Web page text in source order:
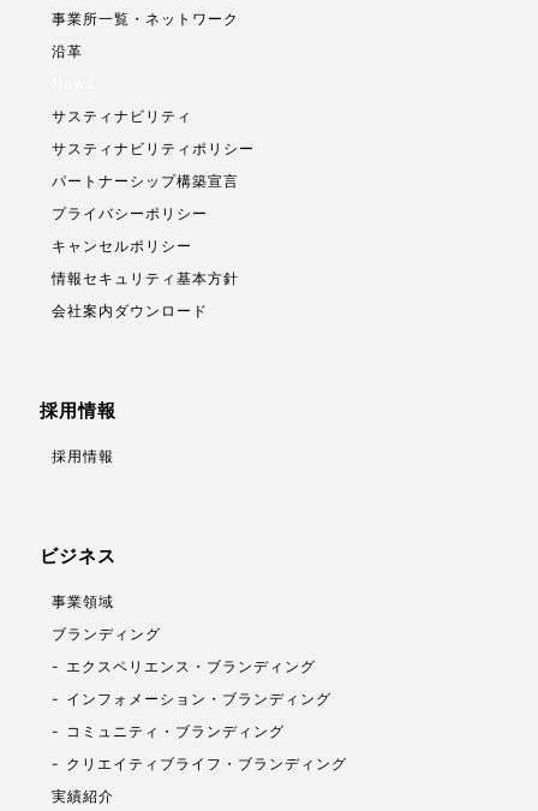
事業所一覧・ネットワーク
沿革
サスティナビリティ
サスティナビリティポリシー
パートナーシップ構築宣言
プライバシーポリシー
キャンセルポリシー
情報セキュリティ基本方針
会社案内ダウンロード
採用情報
採用情報
ビジネス
事業領域
ブランディング
エクスペリエンス・ブランディング
インフォメーション・ブランディング
コミュニティ・ブランディング
クリエイティブライフ・ブランディング
実績紹介